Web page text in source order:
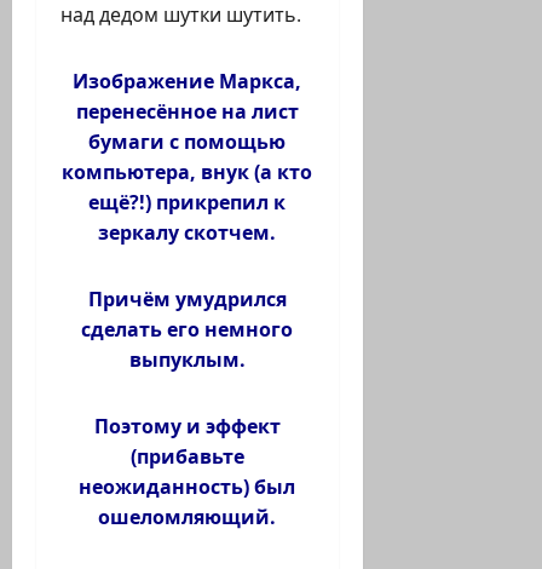
над дедом шутки шутить.
Изображение Маркса,
перенесённое на лист
бумаги с помощью
компьютера, внук (а кто
ещё?!) прикрепил к
зеркалу скотчем.
Причём умудрился
сделать его немного
выпуклым.
Поэтому и эффект
(прибавьте
неожиданность) был
ошеломляющий.